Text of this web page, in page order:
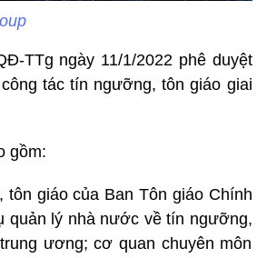
TTg ngày 11/1/2022 phê duyệt
tác tín ngưỡng, tôn giáo giai
gồm:
giáo của Ban Tôn giáo Chính
quản lý nhà nước về tín ngưỡng,
ương; cơ quan chuyên môn